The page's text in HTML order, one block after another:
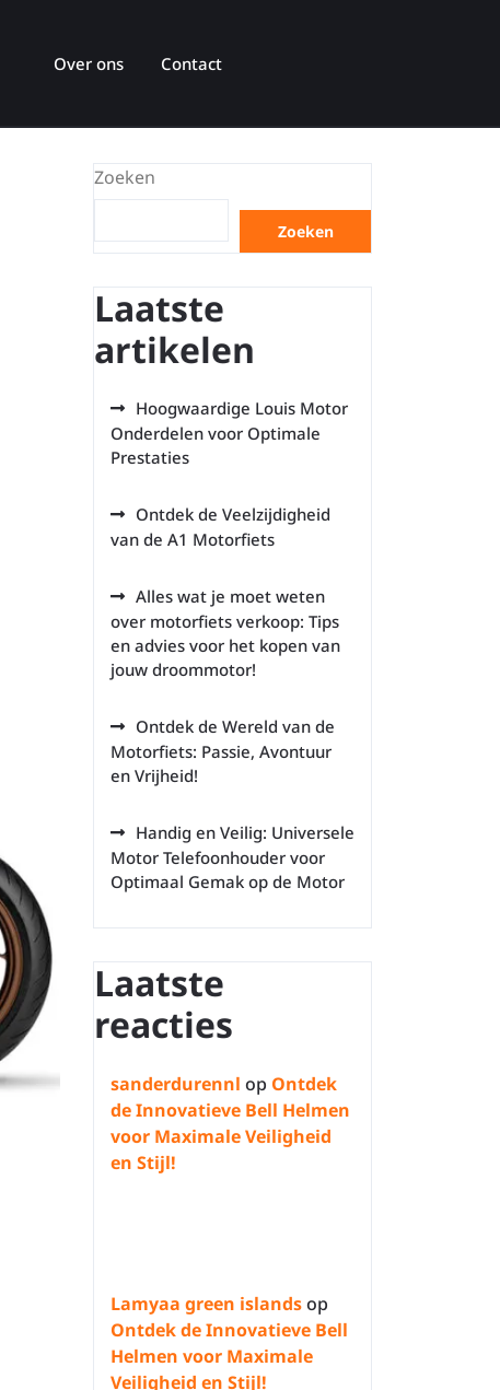
Over ons Contact
Zoeken
Zoeken
Laatste
artikelen
Hoogwaardige Louis Motor
Onderdelen voor Optimale
Prestaties
Ontdek de Veelzijdigheid
van de A1 Motorfiets
Alles wat je moet weten
over motorfiets verkoop: Tips
en advies voor het kopen van
jouw droommotor!
Ontdek de Wereld van de
Motorfiets: Passie, Avontuur
en Vrijheid!
Handig en Veilig: Universele
Motor Telefoonhouder voor
Optimaal Gemak op de Motor
Laatste
reacties
sanderdurennl op Ontdek
de Innovatieve Bell Helmen
voor Maximale Veiligheid
en Stijl!
Lamyaa green islandsop
Ontdek de Innovatieve Bell
Helmen voor Maximale
Veiligheid en Stijl!